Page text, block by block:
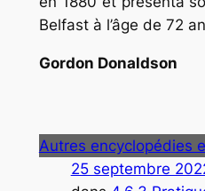
Belfast à l’âge de 72
Gordon Donaldson
Autres encyclopédies
25 septembre